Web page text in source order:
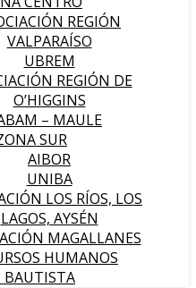
REGIÓN
VALPARAÍSO
UBREM
REGIÓN DE
O’HIGGINS
– MAULE
SUR
AIBOR
UNIBA
LOS RÍOS, LOS
LAGOS, AYSÉN
MAGALLANES
HUMANOS
BAUTISTA